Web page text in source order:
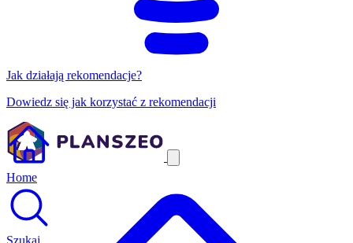
Jak działają rekomendacje?
Dowiedz się jak korzystać z rekomendacji
Home
Szukaj